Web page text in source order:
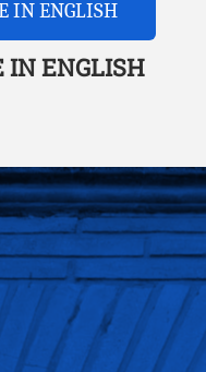
IN ENGLISH
IN ENGLISH